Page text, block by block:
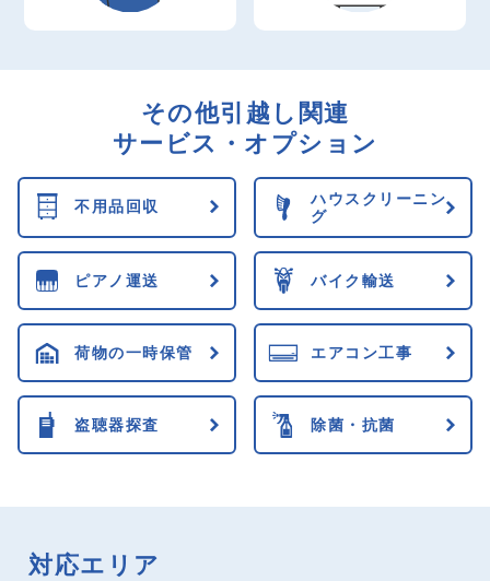
その他引越し関連
サービス・オプション
不用品回収
ハウスクリーニン
グ
ピアノ運送 バイク輸送
荷物の一時保管 エアコン工事
盗聴器探査 除菌・抗菌
対応エリア